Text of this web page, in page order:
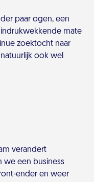
paar ogen, een
mate
zoektocht naar
ook wel
verandert
we een business
ender en weer